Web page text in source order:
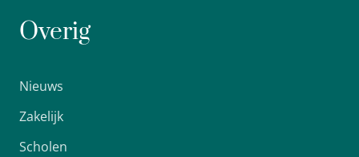
Overig
Nieuws
Zakelijk
Scholen